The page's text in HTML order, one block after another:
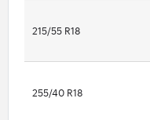
215/55 R18
255/40 R18